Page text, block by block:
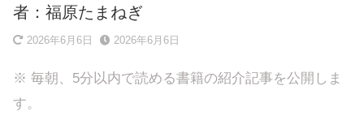
者：福原たまねぎ
2026年6月6日 2026年6月6日
※ 毎朝、5分以内で読める書籍の紹介記事を公開しま
す。